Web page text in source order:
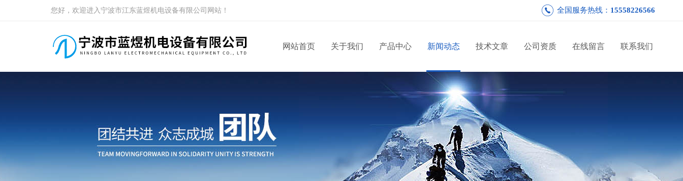
您好，欢迎进入宁波市江东蓝煜机电设备有限公司网站！ 全国服务热线： 15558226566
网站首页 关于我们 产品中心 新闻动态 技术文章 公司资质 在线留言 联系我们